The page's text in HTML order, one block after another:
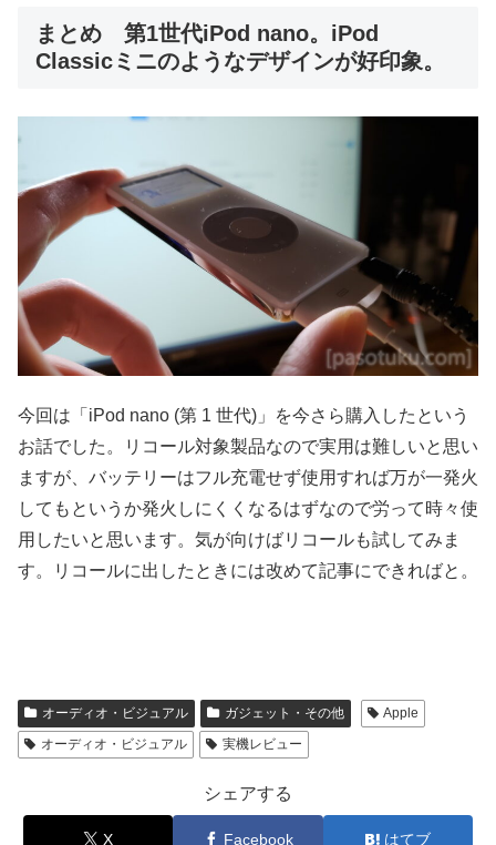
まとめ 第1世代iPod nano。iPod
Classicミニのようなデザインが好印象。
今回は「iPod nano (第 1 世代)」を今さら購入したという
お話でした。リコール対象製品なので実用は難しいと思い
ますが、バッテリーはフル充電せず使用すれば万が一発火
してもというか発火しにくくなるはずなので労って時々使
用したいと思います。気が向けばリコールも試してみま
す。リコールに出したときには改めて記事にできればと。
オーディオ・ビジュアル ガジェット・その他
Apple
オーディオ・ビジュアル
実機レビュー
シェアする
X Facebook はてブ